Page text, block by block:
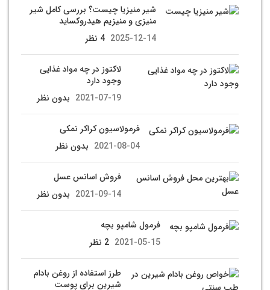
شیر منیزیا چیست؟ بررسی کامل شیر
منیزی و منیزیم هیدروکساید
2025-12-14 4 نظر
لاکتوز در چه مواد غذایی
وجود دارد
2021-07-19 بدون نظر
فرمولاسیون کراکر نمکی
2021-08-04 بدون نظر
فروش اسانس عسل
2021-09-14 بدون نظر
فرمول شامپو بچه
2021-05-15 2 نظر
طرز استفاده از روغن بادام
شیرین برای پوست